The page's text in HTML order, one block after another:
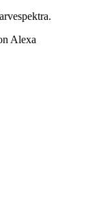
Alexa